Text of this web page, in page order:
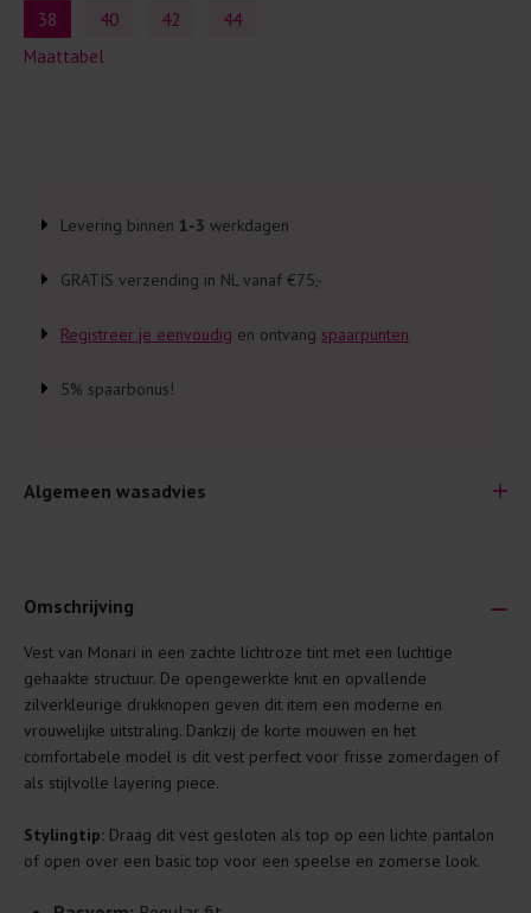
38
40 42
44
Maattabel
Levering binnen 1-3 werkdagen
GRATIS verzending in NL vanaf €75,-
Registreer je eenvoudig en ontvang spaarpunten
5% spaarbonus!
Algemeen wasadvies
Je wilt natuurlijk lang plezier hebben van je nieuwe kleding.
Daarom geven wij een aantal algemene was-tips:
Lees altijd eerst even het was-etiket.
Was kleding binnenste buiten. Dat beschermt de
buitenkant.
Wees zuinig met wasmiddel. Per kledingstuk is een drupje
genoeg.
Was zo koud mogelijk. Op 20 of 30 graden wassen is vaak
Omschrijving
Vest van Monari in een zachte lichtroze tint met een luchtige
gehaakte structuur. De opengewerkte knit en opvallende
zilverkleurige drukknopen geven dit item een moderne en
vrouwelijke uitstraling. Dankzij de korte mouwen en het
comfortabele model is dit vest perfect voor frisse zomerdagen of
als stijlvolle layering piece.
Stylingtip: Draag dit vest gesloten als top op een lichte pantalon
of open over een basic top voor een speelse en zomerse look.